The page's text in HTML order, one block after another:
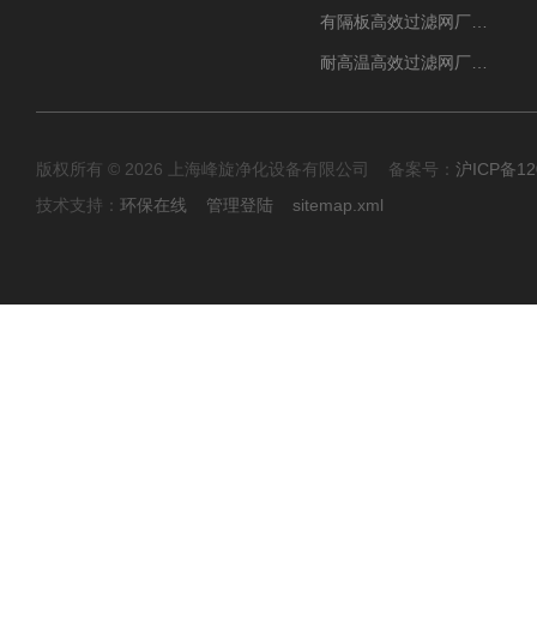
版权所有 © 2026 上海峰旋净化设备有限公司 备案号： 沪ICP备
技术支持： 环保在线 管理登陆 sitemap.xml